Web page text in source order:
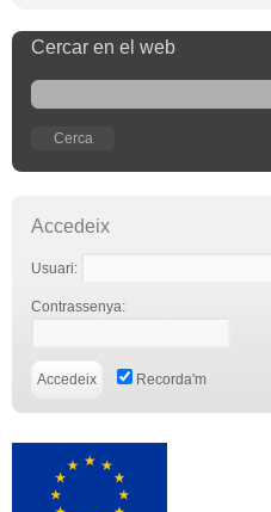
Cercar en el web
Accedeix
Usuari:
Contrassenya:
Recorda'm